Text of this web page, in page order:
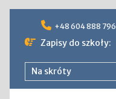
content
+48 604 888 796
Zapisy do szkoły:
Na skróty